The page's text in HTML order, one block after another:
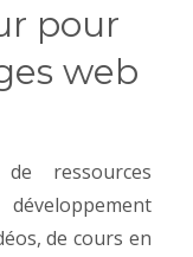
pour
web
ressources
de cours en